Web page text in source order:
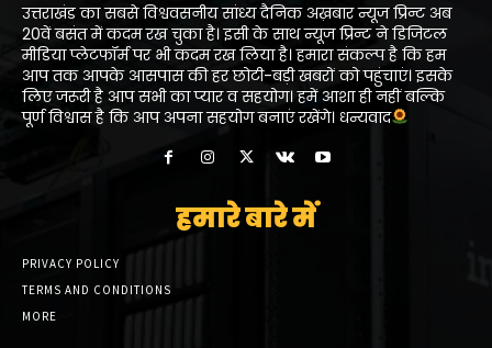
उत्तराखंड का सबसे विश्ववसनीय सांध्य दैनिक अख़बार न्यूज प्रिन्ट अब
20वें बसंत में कदम रख चुका है। इसी के साथ न्यूज प्रिन्ट ने डिजिटल
मीडिया प्लेटफॉर्म पर भी कदम रख लिया है। हमारा संकल्प है कि हम
आप तक आपके आसपास की हर छोटी-बड़ी खबरों को पहुंचाएं। इसके
लिए जरूरी है आप सभी का प्यार व सहयोग। हमें आशा ही नहीं बल्कि
पूर्ण विश्वास है कि आप अपना सहयोग बनाएं रखेंगे। धन्यवाद
हमारे बारे में
PRIVACY POLICY
TERMS AND CONDITIONS
MORE